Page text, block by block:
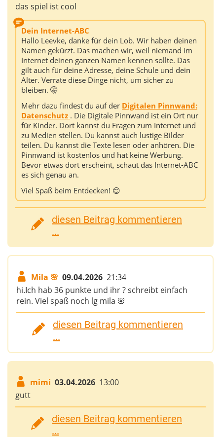
das spiel ist cool
Dein Internet-ABC
Hallo Leevke, danke für dein Lob. Wir haben deinen
Namen gekürzt. Das machen wir, weil niemand im
Internet deinen ganzen Namen kennen sollte. Das
gilt auch für deine Adresse, deine Schule und dein
Alter. Verrate diese Dinge nicht, um sicher zu
bleiben. 🤫
Mehr dazu findest du auf der Digitalen Pinnwand:
Datenschutz . Die Digitale Pinnwand ist ein Ort nur
für Kinder. Dort kannst du Fragen zum Internet und
zu Medien stellen. Du kannst auch lustige Bilder
teilen. Du kannst die Texte lesen oder anhören. Die
Pinnwand ist kostenlos und hat keine Werbung.
Bevor etwas dort erscheint, schaut das Internet-ABC
es sich genau an.
Viel Spaß beim Entdecken! 😊
diesen Beitrag kommentieren
...
Mila 🌸 09.04.2026 21:34
hi.Ich hab 36 punkte und ihr ? schreibt einfach
rein. Viel spaß noch lg mila 🌸
diesen Beitrag kommentieren
...
mimi 03.04.2026 13:00
gutt
diesen Beitrag kommentieren
...